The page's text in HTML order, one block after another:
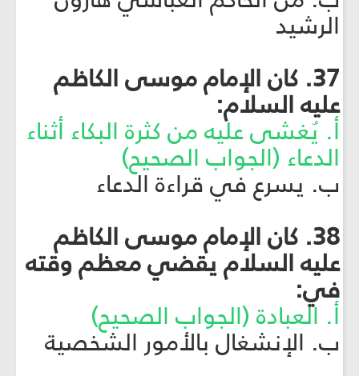
الرشيد
37. كان الإمام موسى الكاظم
عليه السلام:
أ. يُغشى عليه من كثرة البكاء أثناء
الدعاء (الجواب الصحيح)
ب. يسرع في قراءة الدعاء
38. كان الإمام موسى الكاظم
عليه السلام يقضي معظم وقته
في:
أ. العبادة (الجواب الصحيح)
ب. الإنشغال بالأمور الشخصية